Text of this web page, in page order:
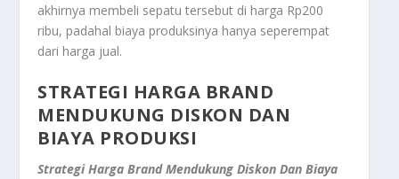
akhirnya membeli sepatu tersebut di harga Rp200
ribu, padahal biaya produksinya hanya seperempat
dari harga jual.
STRATEGI HARGA BRAND
MENDUKUNG DISKON DAN
BIAYA PRODUKSI
Strategi Harga Brand Mendukung Diskon Dan Biaya